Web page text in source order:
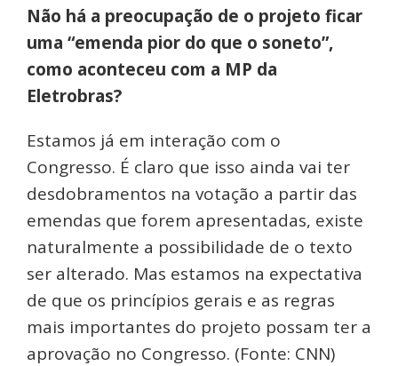
Não há a preocupação de o projeto ficar
uma “emenda pior do que o soneto”,
como aconteceu com a MP da
Eletrobras?
Estamos já em interação com o
Congresso. É claro que isso ainda vai ter
desdobramentos na votação a partir das
emendas que forem apresentadas, existe
naturalmente a possibilidade de o texto
ser alterado. Mas estamos na expectativa
de que os princípios gerais e as regras
mais importantes do projeto possam ter a
aprovação no Congresso. (Fonte: CNN)